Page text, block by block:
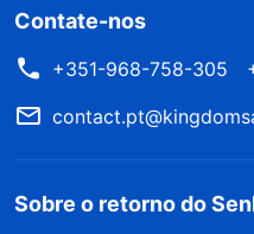
Contate-nos
+351-968-758-305
Sobre o retorno do